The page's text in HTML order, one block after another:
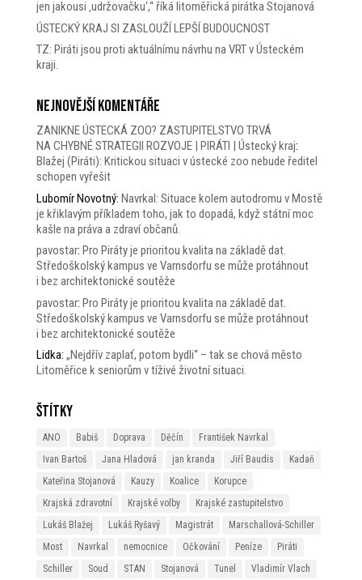
jen jakousi ‚udržovačku‘,“ říká litoměřická pirátka Stojanová
ÚSTECKÝ KRAJ SI ZASLOUŽÍ LEPŠÍ BUDOUCNOST
TZ: Piráti jsou proti aktuálnímu návrhu na VRT v Ústeckém
kraji.
Nejnovější komentáře
ZANIKNE ÚSTECKÁ ZOO? ZASTUPITELSTVO TRVÁ
NA CHYBNÉ STRATEGII ROZVOJE | PIRÁTI | Ústecký kraj:
Blažej (Piráti): Kritickou situaci v ústecké zoo nebude ředitel
schopen vyřešit
Lubomír Novotný: Navrkal: Situace kolem autodromu v Mostě
je křiklavým příkladem toho, jak to dopadá, když státní moc
kašle na práva a zdraví občanů.
pavostar: Pro Piráty je prioritou kvalita na základě dat.
Středoškolský kampus ve Varnsdorfu se může protáhnout
i bez architektonické soutěže
pavostar: Pro Piráty je prioritou kvalita na základě dat.
Středoškolský kampus ve Varnsdorfu se může protáhnout
i bez architektonické soutěže
Lidka: „Nejdřív zaplať, potom bydli“ – tak se chová město
Litoměřice k seniorům v tíživé životní situaci.
Štítky
ANO Babiš Doprava Děčín
František Navrkal
Ivan Bartoš
Jana Hladová jan kranda Jiří Baudis
Kadaň
Kateřina Stojanová
Kauzy Koalice
Korupce
Krajská zdravotní
Krajské volby
Krajské zastupitelstvo
Lukáš Blažej
Lukáš Ryšavý Magistrát
Marschallová-Schiller
Most
Navrkal nemocnice Očkování Peníze
Piráti
Schiller
Soud STAN Stojanová Tunel
Vladimír Vlach